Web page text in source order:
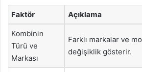
Faktör Açıklama
Kombinin
Türü ve
Markası
Farklı markalar ve
değişiklik gösterir.